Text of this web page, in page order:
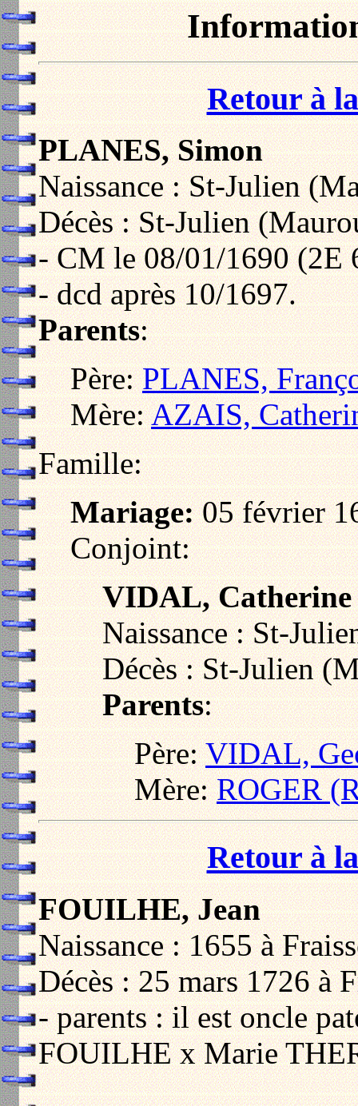
Retour à
PLANES, Simon
Naissance : St-Julien
Décès : St-Julien
- CM le 08/01/1690 (2E
- dcd après 10/1697.
Parents:
Père:PLANES,
Mère:AZAIS,
Famille:
Mariage:05 février
Conjoint:
VIDAL, Catherine
Naissance : St-
Décès : St-Julien
Parents:
Père:VIDAL,
Mère:ROGER
Retour à
FOUILHE, Jean
Naissance : 1655 à
Décès : 25 mars 1726 à
- parents : il est oncle
FOUILHE x Marie